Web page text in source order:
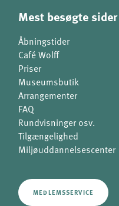
Mest besøgte sider
Åbningstider
Café Wolff
Priser
Museumsbutik
Arrangementer
FAQ
Rundvisninger osv.
Tilgængelighed
Miljøuddannelsescenter
MEDLEMSSERVICE